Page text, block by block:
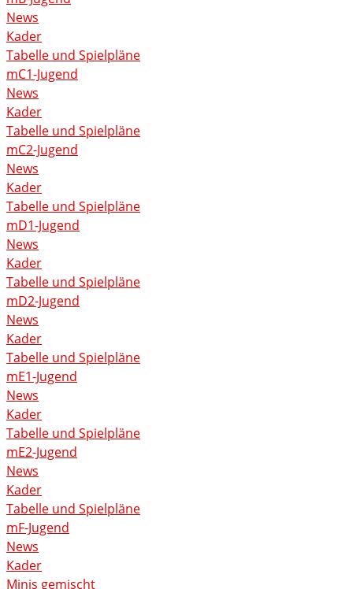
News
Kader
Tabelle und Spielpläne
mC1-Jugend
News
Kader
Tabelle und Spielpläne
mC2-Jugend
News
Kader
Tabelle und Spielpläne
mD1-Jugend
News
Kader
Tabelle und Spielpläne
mD2-Jugend
News
Kader
Tabelle und Spielpläne
mE1-Jugend
News
Kader
Tabelle und Spielpläne
mE2-Jugend
News
Kader
Tabelle und Spielpläne
mF-Jugend
News
Kader
Minis gemischt